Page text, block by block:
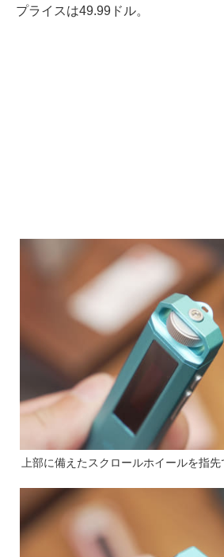
プライスは49.99ドル。
上部に備えたスクロールホイールを指